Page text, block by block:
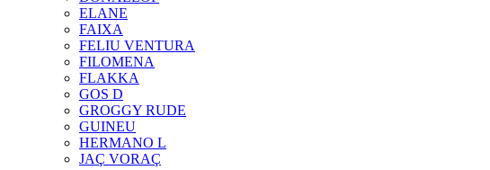
ELANE
FAIXA
FELIU VENTURA
FILOMENA
FLAKKA
GOS D
GROGGY RUDE
GUINEU
HERMANO L
JAÇ VORAÇ